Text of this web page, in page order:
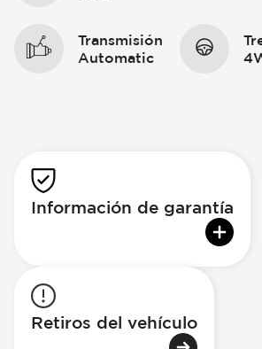
Transmisión
Automatic
Información de garantía
Retiros del vehículo